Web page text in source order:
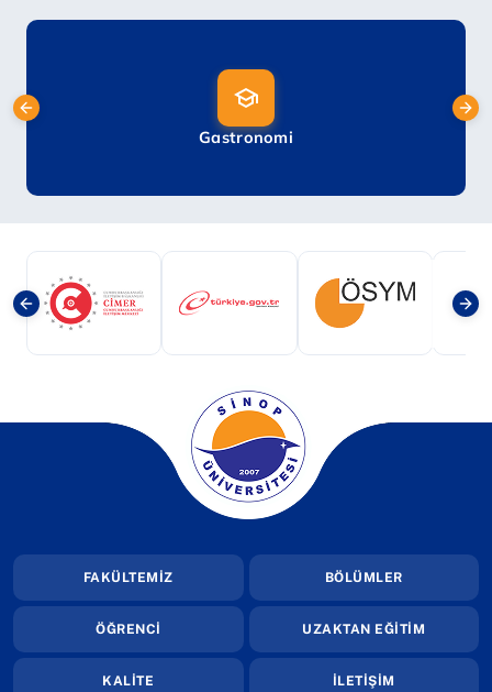
Gastronomi
(yeni sekmede açılır)
(yeni sekmede açılır)(yeni sekmede açılır)(yeni sekmede
(yeni sekmede açılır)
FAKÜLTEMİZ BÖLÜMLER
ÖĞRENCİ UZAKTAN EĞİTİM
KALİTE İLETİŞİM